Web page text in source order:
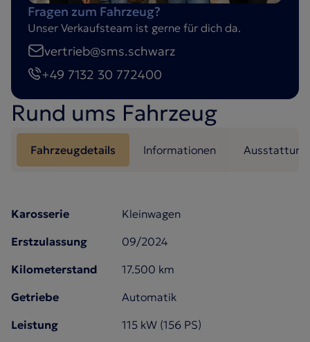
Fragen zum Fahrzeug?
Unser Verkaufsteam ist gerne für dich da.
vertrieb@sms.schwarz
+49 7132 30 772400
Rund ums Fahrzeug
Fahrzeugdetails Informationen Ausstattung
Karosserie
Kleinwagen
Erstzulassung
09/2024
Kilometerstand
17.500 km
Getriebe
Automatik
Leistung
115 kW (156 PS)